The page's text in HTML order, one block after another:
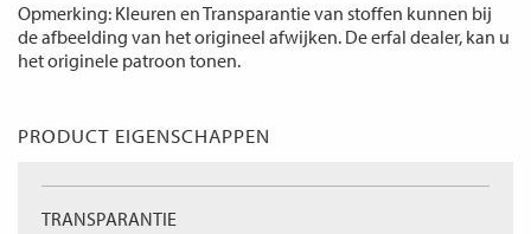
Opmerking: Kleuren en Transparantie van stoffen kunnen bij
de afbeelding van het origineel afwijken. De erfal dealer, kan u
het originele patroon tonen.
PRODUCT EIGENSCHAPPEN
TRANSPARANTIE